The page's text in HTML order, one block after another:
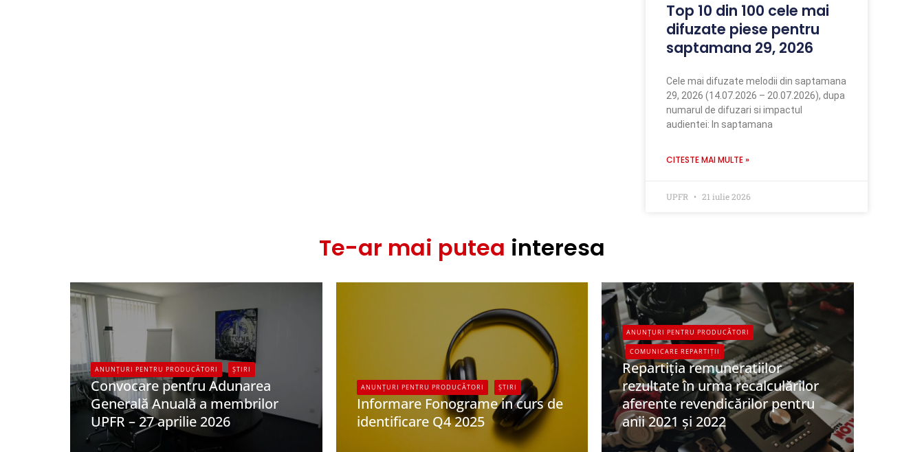
Top 10 din 100 cele mai
difuzate piese pentru
saptamana 29, 2026
Cele mai difuzate melodii din saptamana
29, 2026 (14.07.2026 – 20.07.2026), dupa
numarul de difuzari si impactul
audientei: In saptamana
CITESTE MAI MULTE »
UPFR 21 iulie 2026
Te-ar mai putea interesa
ANUNȚURI PENTRU PRODUCĂTORI ȘTIRI
Convocare pentru Adunarea
Generală Anuală a membrilor
UPFR – 27 aprilie 2026
UPFR
ANUNȚURI PENTRU PRODUCĂTORI ȘTIRI
Informare Fonograme in curs de
identificare Q4 2025
ANUNȚURI PENTRU PRODUCĂTORI
COMUNICARE REPARTIȚII
Repartiția remuneratiilor
rezultate în urma recalculărilor
aferente revendicărilor pentru
anii 2021 și 2022
UPFR